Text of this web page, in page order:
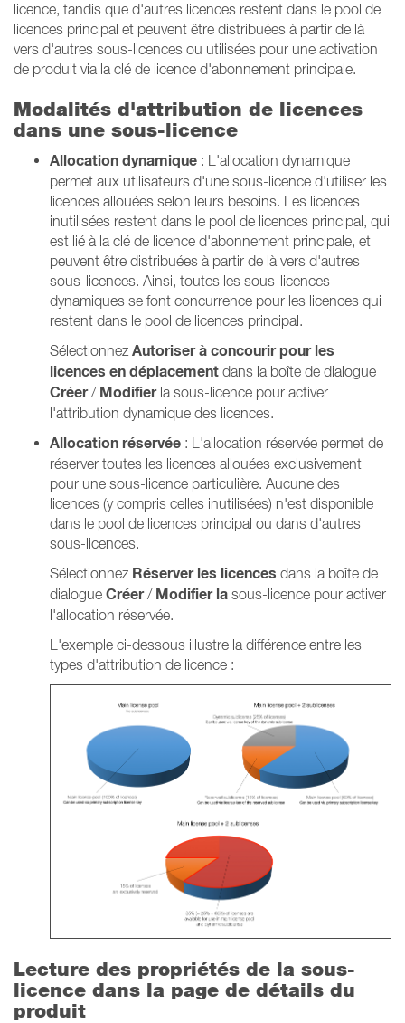
licence, tandis que d'autres licences restent dans le pool de
licences principal et peuvent être distribuées à partir de là
vers d'autres sous-licences ou utilisées pour une activation
de produit via la clé de licence d'abonnement principale.
Modalités d'attribution de licences
dans une sous-licence
Allocation dynamique : L'allocation dynamique
permet aux utilisateurs d'une sous-licence d'utiliser les
licences allouées selon leurs besoins. Les licences
inutilisées restent dans le pool de licences principal, qui
est lié à la clé de licence d'abonnement principale, et
peuvent être distribuées à partir de là vers d'autres
sous-licences. Ainsi, toutes les sous-licences
dynamiques se font concurrence pour les licences qui
restent dans le pool de licences principal.
Sélectionnez Autoriser à concourir pour les
licences en déplacement dans la boîte de dialogue
Créer/ Modifierla sous-licence pour activer
l'attribution dynamique des licences.
Allocation réservée : L'allocation réservée permet de
réserver toutes les licences allouées exclusivement
pour une sous-licence particulière. Aucune des
licences (y compris celles inutilisées) n'est disponible
dans le pool de licences principal ou dans d'autres
sous-licences.
Sélectionnez Réserver les licences dans la boîte de
dialogue Créer/ Modifier la sous-licence pour activer
l'allocation réservée.
L'exemple ci-dessous illustre la différence entre les
types d'attribution de licence :
Lecture des propriétés de la sous-
licence dans la page de détails du
produit